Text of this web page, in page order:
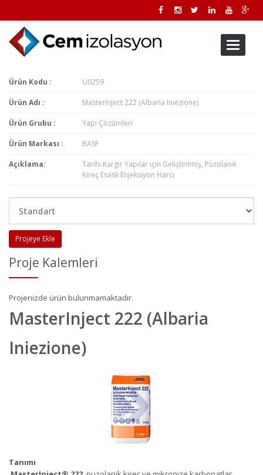
Toggle
Ürün Kodu : U0259
Ürün Adı : MasterInject 222 (Albaria Iniezione)
Ürün Grubu : Yapı Çözümleri
Ürün Markası : BASF
Açıklama:
Tarihi Kargir Yapılar için Geliştirilmiş, Puzolanik
Kireç Esaslı Enjeksiyon Harcı
Projeye Ekle
Proje Kalemleri
Projenizde ürün bulunmamaktadır.
MasterInject 222 (Albaria
Iniezione)
Tanımı